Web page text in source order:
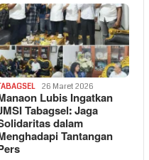
26 Maret 2026
Lubis Ingatkan
Tabagsel: Jaga
dalam
Tantangan